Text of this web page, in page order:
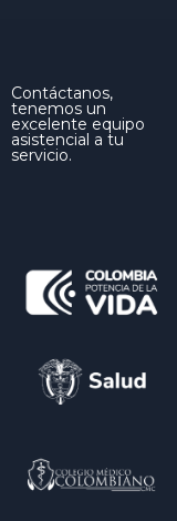
Contáctanos,
tenemos un
excelente equipo
asistencial a tu
servicio.